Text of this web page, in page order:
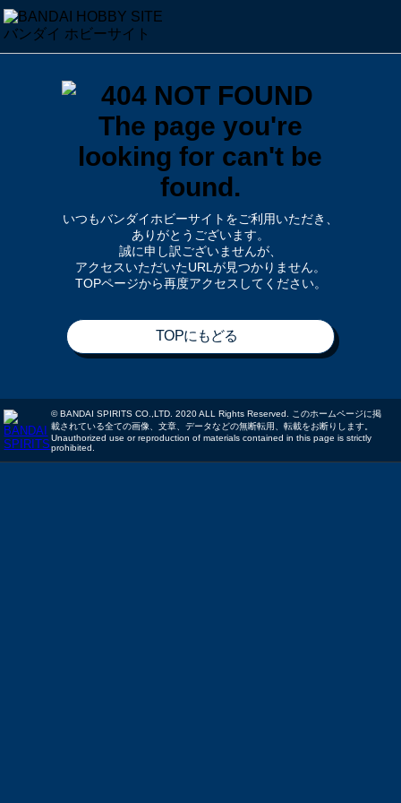
いつもバンダイホビーサイトをご利用いただき、
ありがとうございます。
誠に申し訳ございませんが、
アクセスいただいたURLが見つかりません。
TOPページから再度アクセスしてください。
TOPにもどる
© BANDAI SPIRITS CO.,LTD. 2020 ALL Rights Reserved. このホームページに掲
載されている全ての画像、文章、データなどの無断転用、転載をお断りします。
Unauthorized use or reproduction of materials contained in this page is strictly
prohibited.